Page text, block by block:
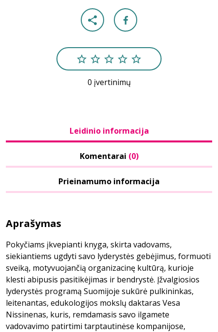
0 įvertinimų
Leidinio informacija
Komentarai (0)
Prieinamumo informacija
Aprašymas
Pokyčiams įkvepianti knyga, skirta vadovams,
siekiantiems ugdyti savo lyderystės gebėjimus, formuoti
sveiką, motyvuojančią organizacinę kultūrą, kurioje
klesti abipusis pasitikėjimas ir bendrystė. Įžvalgiosios
lyderystės programą Suomijoje sukūrė pulkininkas,
leitenantas, edukologijos mokslų daktaras Vesa
Nissinenas, kuris, remdamasis savo ilgamete
vadovavimo patirtimi tarptautinėse kompanijose,